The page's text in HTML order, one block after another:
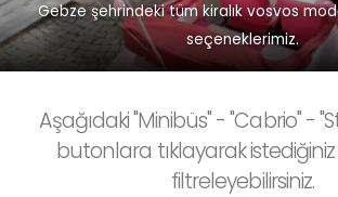
Gebze şehrindeki tüm kiralık vosvos
seçeneklerimiz.
Aşağıdaki "Minibüs" - "Cabrio" -
butonlara tıklayarak
filtreleyebilirsiniz.